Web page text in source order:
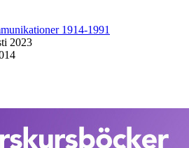
1914-1991
2023